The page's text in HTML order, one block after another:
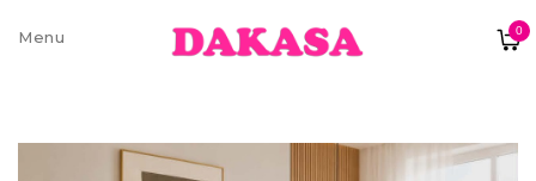
0
Sobre nós
Contatos e moradas